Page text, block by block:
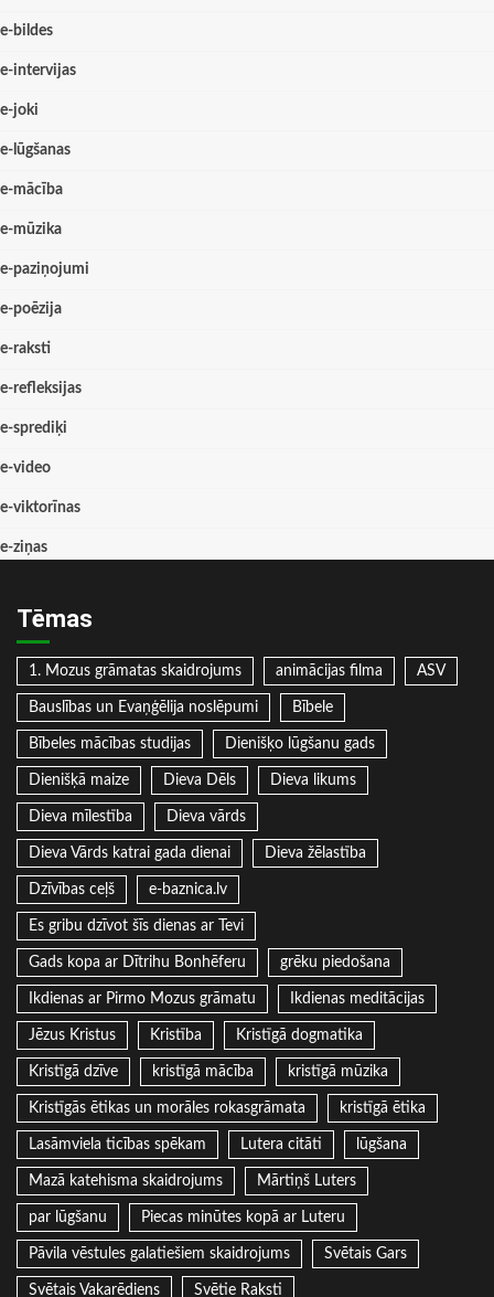
e-bildes
e-intervijas
e-joki
e-lūgšanas
e-mācība
e-mūzika
e-paziņojumi
e-poēzija
e-raksti
e-refleksijas
e-sprediķi
e-video
e-viktorīnas
e-ziņas
Tēmas
1. Mozus grāmatas skaidrojums animācijas filma ASV
Bauslības un Evaņģēlija noslēpumi Bībele
Bībeles mācības studijas Dienišķo lūgšanu gads
Dienišķā maize Dieva Dēls Dieva likums
Dieva mīlestība Dieva vārds
Dieva Vārds katrai gada dienai Dieva žēlastība
Dzīvības ceļš e-baznica.lv
Es gribu dzīvot šīs dienas ar Tevi
Gads kopa ar Dītrihu Bonhēferu grēku piedošana
Ikdienas ar Pirmo Mozus grāmatu Ikdienas meditācijas
Jēzus Kristus Kristība Kristīgā dogmatika
Kristīgā dzīve kristīgā mācība kristīgā mūzika
Kristīgās ētikas un morāles rokasgrāmata kristīgā ētika
Lasāmviela ticības spēkam Lutera citāti lūgšana
Mazā katehisma skaidrojums Mārtiņš Luters
par lūgšanu Piecas minūtes kopā ar Luteru
Pāvila vēstules galatiešiem skaidrojums Svētais Gars
Svētais Vakarēdiens Svētie Raksti